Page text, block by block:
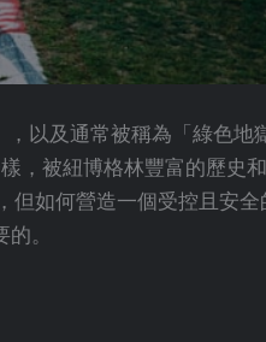
以及通常被稱為「綠色地
，被紐博格林豐富的歷史
但如何營造一個受控且安
。